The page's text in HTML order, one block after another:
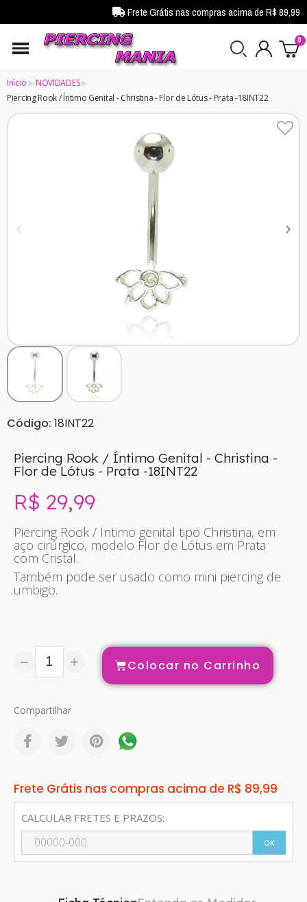
Frete Grátis nas compras acima de R$ 89,99
Início
NOVIDADES
Piercing Rook / Íntimo Genital - Christina - Flor de Lótus - Prata -18INT22
Código: 18INT22
Piercing Rook / Íntimo Genital - Christina -
Flor de Lótus - Prata -18INT22
R$ 29,99
Piercing Rook / Íntimo genital tipo Christina, em
aço cirúrgico, modelo Flor de Lótus em Prata
com Cristal.
Também pode ser usado como mini piercing de
umbigo.
Colocar no Carrinho
Compartilhar
Frete Grátis nas compras acima de R$ 89,99
CALCULAR FRETES E PRAZOS:
OK